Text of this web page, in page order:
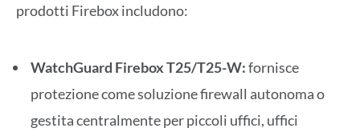
prodotti Firebox includono:
WatchGuard Firebox T25/T25-W:fornisce
protezione come soluzione firewall autonoma o
gestita centralmente per piccoli uffici, uffici